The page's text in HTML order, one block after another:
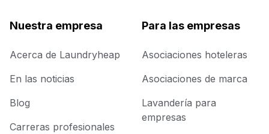
Nuestra empresa
Acerca de Laundryheap
En las noticias
Blog
Carreras profesionales
Para las empresas
Asociaciones hoteleras
Asociaciones de marca
Lavandería para
empresas